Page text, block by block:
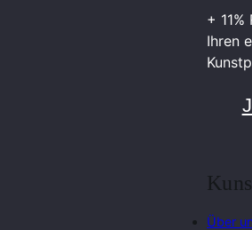
+
Ihren
Über